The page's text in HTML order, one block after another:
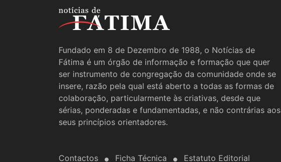
Fundado em 8 de Dezembro de 1988, o Notícias de
Fátima é um órgão de informação e formação que quer
ser instrumento de congregação da comunidade onde se
insere, razão pela qual está aberto a todas as formas de
colaboração, particularmente às criativas, desde que
sérias, ponderadas e fundamentadas, e não contrárias aos
seus princípios orientadores.
Contactos Ficha Técnica Estatuto Editorial